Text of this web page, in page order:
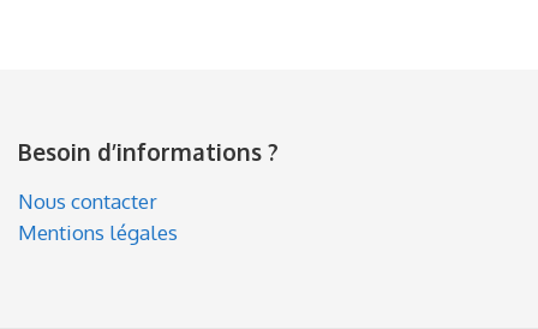
Besoin d’informations ?
Nous contacter
Mentions légales